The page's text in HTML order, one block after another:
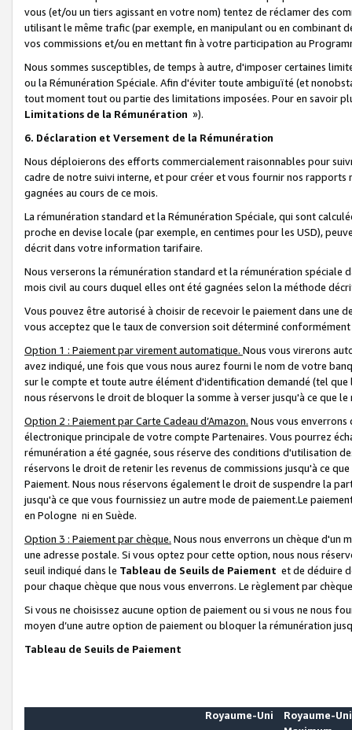
vous (et/ou un tiers agissant en votre nom) tentez de réclamer des
utilisant le même trafic (par exemple, en manipulant ou en combinant
vos commissions et/ou en mettant fin à votre participation au
Nous sommes susceptibles, de temps à autre, d'imposer certaines
ou la Rémunération Spéciale. Afin d'éviter toute ambiguïté (et
tout moment tout ou partie des limitations imposées. Pour en savoir
Limitations de la Rémunération »).
6. Déclaration et Versement de la Rémunération
Nous déploierons des efforts commercialement raisonnables pour
cadre de notre suivi interne, et pour créer et vous fournir nos
gagnées au cours de ce mois.
La rémunération standard et la Rémunération Spéciale, qui sont
proche en devise locale (par exemple, en centimes pour les USD),
décrit dans votre information tarifaire.
Nous verserons la rémunération standard et la rémunération spéciale
mois civil au cours duquel elles ont été gagnées selon la méthode
Vous pouvez être autorisé à choisir de recevoir le paiement dans une
vous acceptez que le taux de conversion soit déterminé
Option 1 : Paiement par virement automatique. Nous vous virerons
avez indiqué, une fois que vous nous aurez fourni le nom de votre
sur le compte et toute autre élément d'identification demandé (tel que
nous réservons le droit de bloquer la somme à verser jusqu'à ce que
Option 2 : Paiement par Carte Cadeau d’Amazon. Nous vous
électronique principale de votre compte Partenaires. Vous pourrez
rémunération a été gagnée, sous réserve des conditions d'utilisation
réservons le droit de retenir les revenus de commissions jusqu'à ce
Paiement. Nous nous réservons également le droit de suspendre la
jusqu'à ce que vous fournissiez un autre mode de paiement.Le
en Pologne ni en Suède.
Option 3 : Paiement par chèque. Nous nous enverrons un chèque d'un
une adresse postale. Si vous optez pour cette option, nous nous
seuil indiqué dans le Tableau de Seuils de Paiement et de déduire
pour chaque chèque que nous vous enverrons. Le règlement par
Si vous ne choisissez aucune option de paiement ou si vous ne nous
moyen d’une autre option de paiement ou bloquer la rémunération
Tableau de Seuils de Paiement
Royaume-Uni
Royaume-Uni